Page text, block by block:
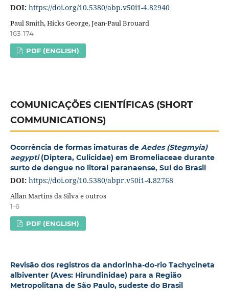
DOI: https://doi.org/10.5380/abp.v50i1-4.82940
Paul Smith, Hicks George, Jean-Paul Brouard
163-174
PDF (ENGLISH)
COMUNICAÇÕES CIENTÍFICAS (SHORT
COMMUNICATIONS)
Ocorrência de formas imaturas de Aedes (Stegmyia)
aegypti(Diptera, Culicidae) em Bromeliaceae durante
surto de dengue no litoral paranaense, Sul do Brasil
DOI: https://doi.org/10.5380/abpr.v50i1-4.82768
Allan Martins da Silva e outros
1-6
PDF (ENGLISH)
Revisão dos registros da andorinha-do-rio Tachycineta
albiventer (Aves: Hirundinidae) para a Região
Metropolitana de São Paulo, sudeste do Brasil